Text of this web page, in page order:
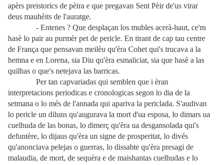
apèrs preistorics de pèira e que pregavan Sent Pèir de'us virar
deus mauhèits de l'auratge.
- Entenes ? Que desplaçan los mubles acerà-haut, ce'm
hasè lo pair au purmèr pet de pericle. En tirant de cap tau centre
de França que pensavan meilèu qu'èra Cohet qui's trucava a la
hemna e en Lorena, sia Diu qu'èra esmaliciat, sia que hasè a las
quilhas o que's netejava las barricas.
Per tan capvariadas qui semblen que i èran
interpretacions periodicas e cronologicas segon lo dia de la
setmana o lo més de l'annada qui apariva la periclada. S'audivan
lo pericle un diluns qu'augurava la mort d'ua esposa, lo dimars ua
cuelhuda de las bonas, lo dimerç qu'èra ua desgansolada qui's
defuntère, lo dijaus qu'èra un signe de prosperitat, lo divés
qu'anonciava pelejas o guerras, lo dissabte qu'èra presagi de
malaudia, de mort, de sequèra e de maishantas cuelhudas e lo